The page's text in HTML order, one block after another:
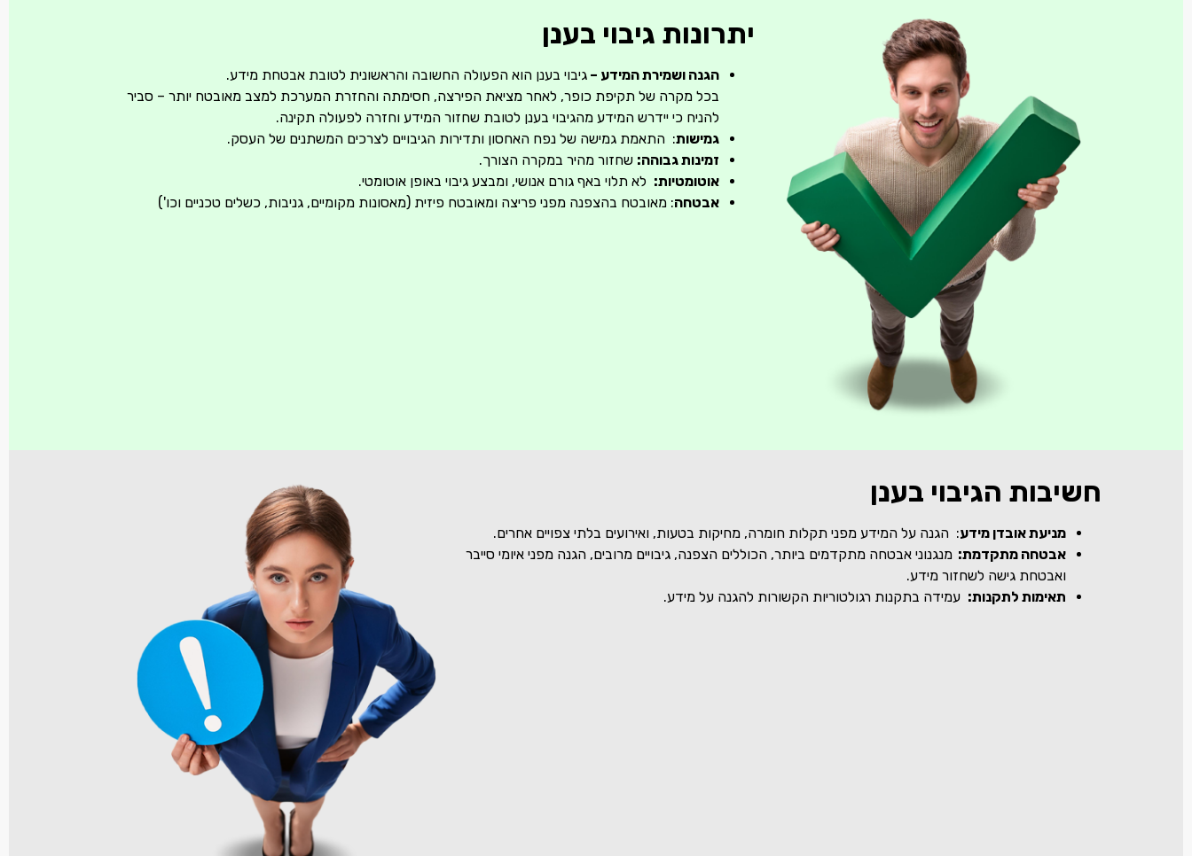
יתרונות גיבוי בענן
הגנה ושמירת המידע – גיבוי בענן הוא הפעולה החשובה והראשונית לטובת אבטחת מידע.
בכל מקרה של תקיפת כופר, לאחר מציאת הפירצה, חסימתה והחזרת המערכת למצב מאובטח יותר – סביר
להניח כי יידרש המידע מהגיבוי בענן לטובת שחזור המידע וחזרה לפעולה תקינה.
גמישות: התאמת גמישה של נפח האחסון ותדירות הגיבויים לצרכים המשתנים של העסק.
זמינות גבוהה: שחזור מהיר במקרה הצורך.
אוטומטיות: לא תלוי באף גורם אנושי, ומבצע גיבוי באופן אוטומטי.
אבטחה: מאובטח בהצפנה מפני פריצה ומאובטח פיזית (מאסונות מקומיים, גניבות, כשלים טכניים וכו')
חשיבות הגיבוי בענן
מניעת אובדן מידע: הגנה על המידע מפני תקלות חומרה, מחיקות בטעות, ואירועים בלתי צפויים אחרים.
אבטחה מתקדמת: מנגנוני אבטחה מתקדמים ביותר, הכוללים הצפנה, גיבויים מרובים, הגנה מפני איומי סייבר
ואבטחת גישה לשחזור מידע.
תאימות לתקנות: עמידה בתקנות רגולטוריות הקשורות להגנה על מידע.